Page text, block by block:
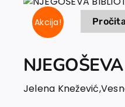
Books
In preparation
Authors
EU PROJECTS
Akcija!
Jelena Knežević,